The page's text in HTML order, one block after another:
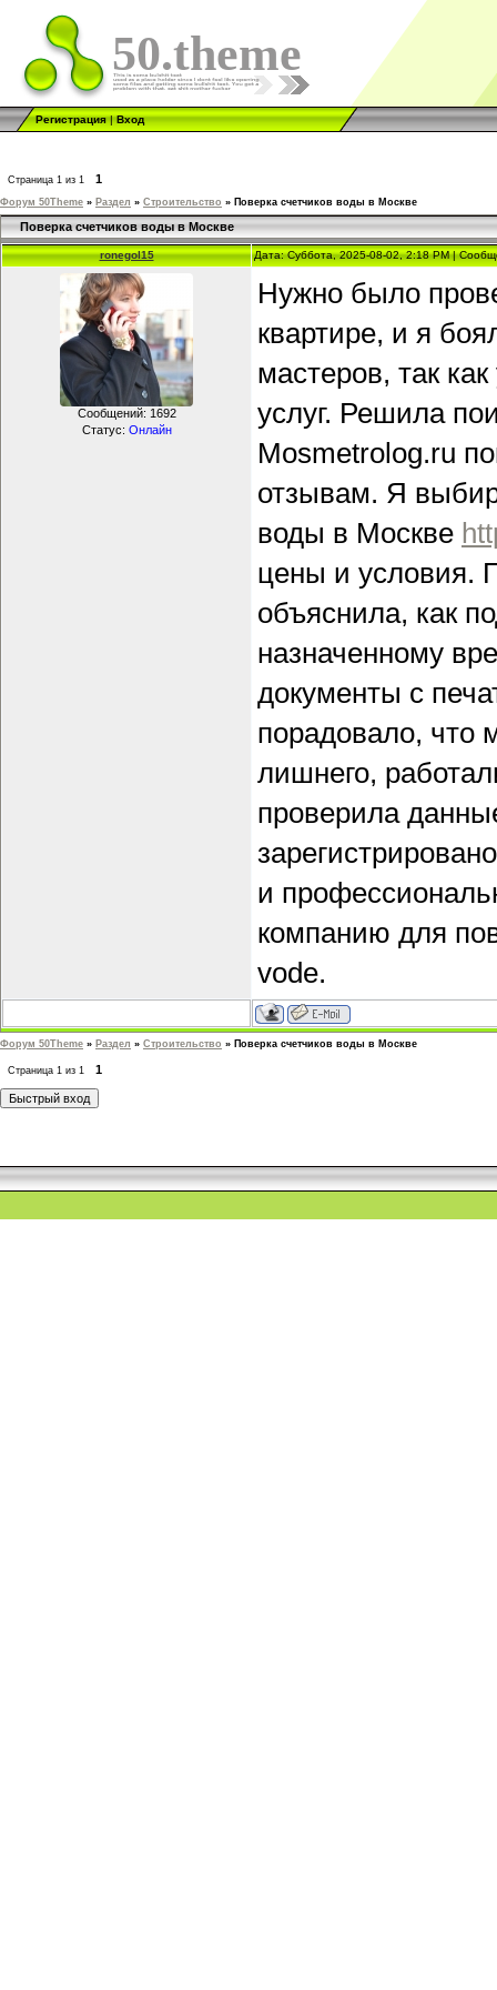
50.theme
Регистрация|Вход
Страница 1 из 1 1
Форум 50Theme » Раздел » Строительство » Поверка счетчиков воды в Москве
Поверка счетчиков воды в Москве
ronegol15 Дата: Суббота, 2025-08-02, 2:18 PM |
Сообщений: 1692
Статус: Онлайн
Нужно было
квартире, и я
мастеров, так
услуг. Решила
Mosmetrolog.ru
отзывам. Я
воды в Москве
цены и условия.
объяснила, как
назначенному
документы с
порадовало, что
лишнего,
проверила
и
компанию для
vode.
Форум 50Theme » Раздел » Строительство » Поверка счетчиков воды в Москве
Страница 1 из 1 1